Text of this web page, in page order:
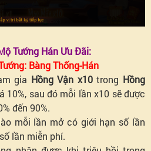
Tướng Hán Ưu Đãi:
Bàng Thống-Hán
gia Hồng Vận x10trong Hồng
10%, sau đó mỗi lần x10 sẽ được
đến 90%.
mỗi lần mở có giới hạn số lần
lần miễn phí.